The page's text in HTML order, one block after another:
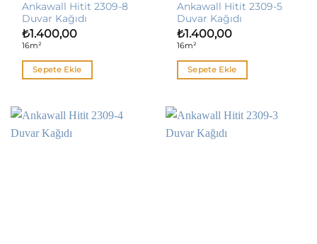
Ankawall Hitit 2309-8
Duvar Kağıdı
₺1.400,00
16m²
Sepete Ekle
Ankawall Hitit 2309-5
Duvar Kağıdı
₺1.400,00
16m²
Sepete Ekle